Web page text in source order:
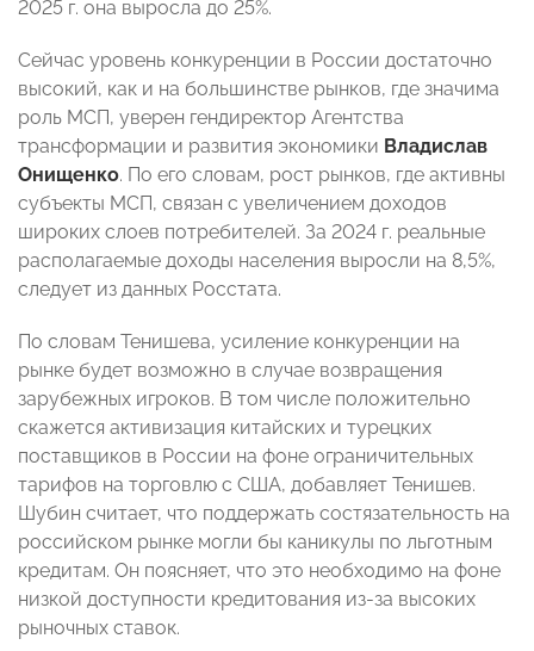
2025 г. она выросла до 25%.
Сейчас уровень конкуренции в России достаточно
высокий, как и на большинстве рынков, где значима
роль МСП, уверен гендиректор Агентства
трансформации и развития экономики Владислав
Онищенко. По его словам, рост рынков, где активны
субъекты МСП, связан с увеличением доходов
широких слоев потребителей. За 2024 г. реальные
располагаемые доходы населения выросли на 8,5%,
следует из данных Росстата.
По словам Тенишева, усиление конкуренции на
рынке будет возможно в случае возвращения
зарубежных игроков. В том числе положительно
скажется активизация китайских и турецких
поставщиков в России на фоне ограничительных
тарифов на торговлю с США, добавляет Тенишев.
Шубин считает, что поддержать состязательность на
российском рынке могли бы каникулы по льготным
кредитам. Он поясняет, что это необходимо на фоне
низкой доступности кредитования из-за высоких
рыночных ставок.